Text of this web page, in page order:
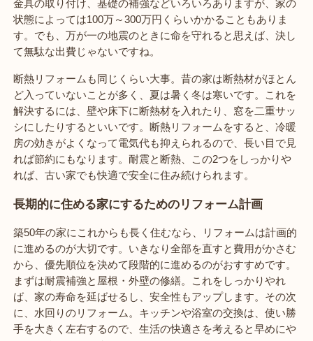
金具の取り付け、基礎の補強などいろいろありますが、家の
状態によっては100万～300万円くらいかかることもありま
す。でも、万が一の地震のときに命を守れると思えば、決し
て無駄な出費じゃないですね。
断熱リフォームも同じくらい大事。昔の家は断熱材がほとん
ど入っていないことが多く、夏は暑く冬は寒いです。これを
解決するには、壁や床下に断熱材を入れたり、窓を二重サッ
シにしたりするといいです。断熱リフォームをすると、冷暖
房の効きがよくなって電気代も抑えられるので、長い目で見
れば節約にもなります。耐震と断熱、この2つをしっかりや
れば、古い家でも快適で安全に住み続けられます。
長期的に住める家にするためのリフォーム計画
築50年の家にこれからも長く住むなら、リフォームは計画的
に進めるのが大切です。いきなり全部を直すと費用がかさむ
から、優先順位を決めて段階的に進めるのがおすすめです。
まずは耐震補強と屋根・外壁の修繕。これをしっかりやれ
ば、家の寿命を延ばせるし、安全性もアップします。その次
に、水回りのリフォーム。キッチンや浴室の交換は、使い勝
手を大きく左右するので、生活の快適さを考えると早めにや